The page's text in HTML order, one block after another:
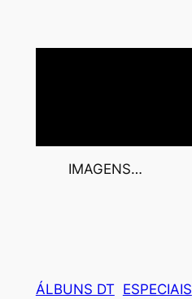
IMAGENS…
ÁLBUNS DT ESPECIAIS